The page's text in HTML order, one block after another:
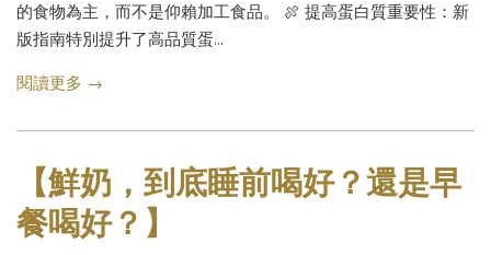
的食物為主，而不是仰賴加工食品。 🍖 提高蛋白質重要性：新
版指南特別提升了高品質蛋...
閱讀更多 →
【鮮奶，到底睡前喝好？還是早
餐喝好？】